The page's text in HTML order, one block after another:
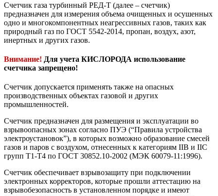
Счетчик газа турбинный РЕД-Т (далее – счетчик)
предназначен для измерения объема очищенных и осушенных
одно и многокомпонентных неагрессивных газов, таких как
природный газ по ГОСТ 5542-2014, пропан, воздух, азот,
инертных и других газов.
Внимание! Для учета КИСЛОРОДА использование
счетчика запрещено!
Счетчик допускается применять также на опасных
производственных объектах газовой и других
промышленностей.
Счетчик предназначен для размещения и эксплуатации во
взрывоопасных зонах согласно ПУЭ (“Правила устройства
электроустановок”), в которых возможно образование смесей
газов и паров с воздухом, отнесенных к категориям IIВ и IIС
групп Т1-Т4 по ГОСТ 30852.10-2002 (МЭК 60079-11:1996).
Счетчик обеспечивает взрывозащиту при подключении
электронных корректоров, которые прошли аттестацию на
взрывобезопасность в установленном порядке и имеют